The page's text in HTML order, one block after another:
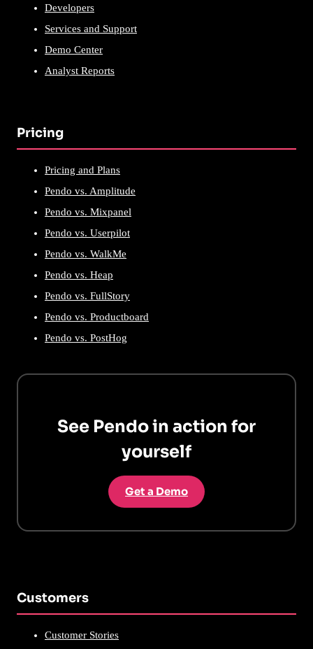
Developers
Services and Support
Demo Center
Analyst Reports
Pricing
Pricing and Plans
Pendo vs. Amplitude
Pendo vs. Mixpanel
Pendo vs. Userpilot
Pendo vs. WalkMe
Pendo vs. Heap
Pendo vs. FullStory
Pendo vs. Productboard
Pendo vs. PostHog
See Pendo in action for
yourself
Get a Demo
Customers
Customer Stories